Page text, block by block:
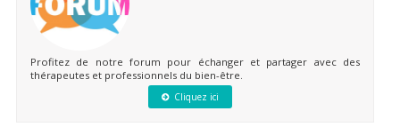
Profitez de notre forum pour échanger et partager avec des
thérapeutes et professionnels du bien-être.
Cliquez ici